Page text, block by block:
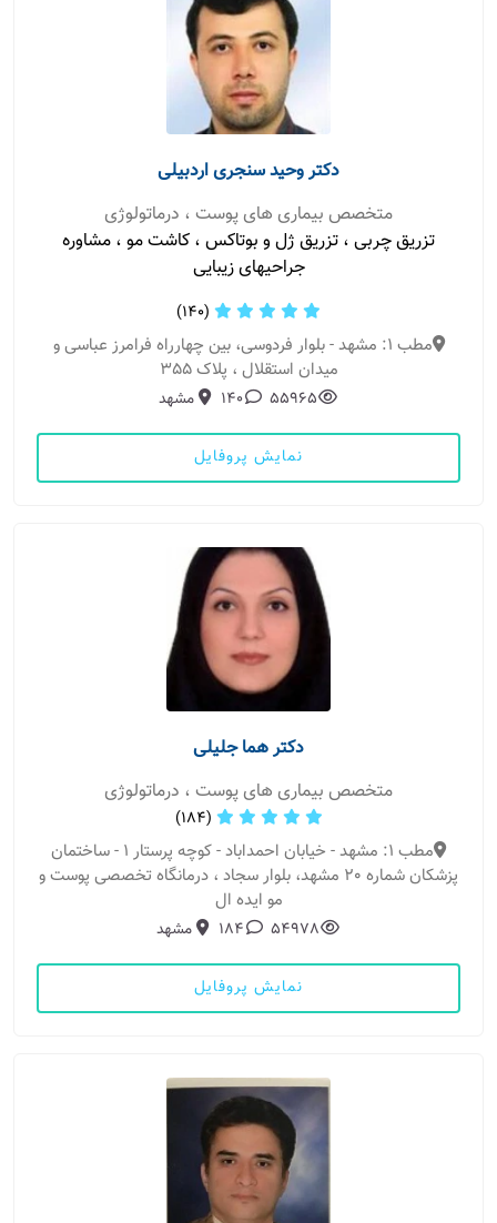
دکتر وحید سنجری اردبیلی
متخصص بیماری های پوست ، درماتولوژی
تزریق چربی ، تزریق ژل و بوتاکس ، کاشت مو ، مشاوره
جراحیهای زیبایی
(140)
مطب 1: مشهد - بلوار فردوسی، بین چهارراه فرامرز عباسی و
میدان استقلال ، پلاک 355
55965
140 مشهد
نمایش پروفایل
دکتر هما جلیلی
متخصص بیماری های پوست ، درماتولوژی
(184)
مطب 1: مشهد - خیابان احمداباد - کوچه پرستار 1 - ساختمان
پزشکان شماره 20 مشهد، بلوار سجاد ، درمانگاه تخصصی پوست و
مو ایده ال
54978
184 مشهد
نمایش پروفایل